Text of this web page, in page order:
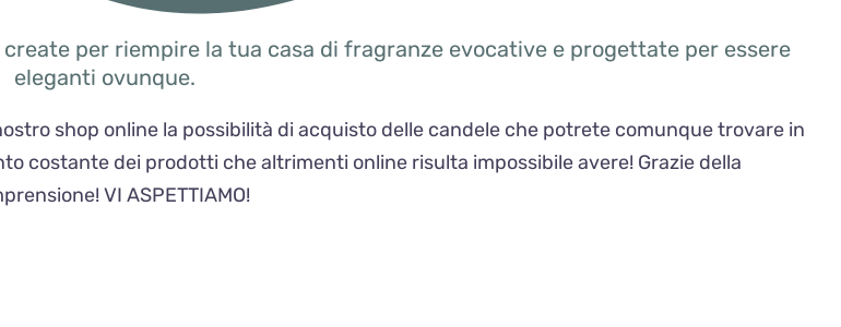
per riempire la tua casa di fragranze evocative e progettate per essere
eleganti ovunque.
shop online la possibilità di acquisto delle candele che potrete comunque trovare in
costante dei prodotti che altrimenti online risulta impossibile avere! Grazie della
VI ASPETTIAMO!